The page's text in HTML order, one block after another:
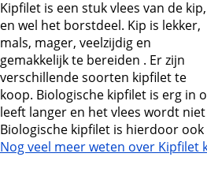
Kipfilet is een stuk vlees van de kip,
en wel het borstdeel. Kip is lekker,
mals, mager, veelzijdig en
gemakkelijk te bereiden . Er zijn
verschillende soorten kipfilet te
koop. Biologische kipfilet is erg in
leeft langer en het vlees wordt
Biologische kipfilet is hierdoor
Nog veel meer weten over Kipfilet